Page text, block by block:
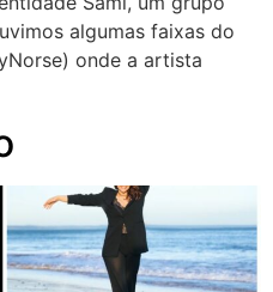
algumas faixas do
onde a artista